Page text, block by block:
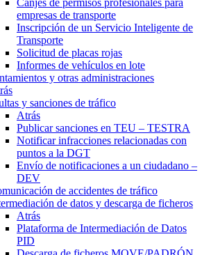
Canjes de permisos profesionales para
empresas de transporte
Inscripción de un Servicio Inteligente de
Transporte
Solicitud de placas rojas
Informes de vehículos en lote
y otras administraciones
y sanciones de tráfico
Atrás
Publicar sanciones en TEU – TESTRA
Notificar infracciones relacionadas con
puntos a la DGT
Envío de notificaciones a un ciudadano –
DEV
de accidentes de tráfico
de datos y descarga de ficheros
Atrás
Plataforma de Intermediación de Datos
PID